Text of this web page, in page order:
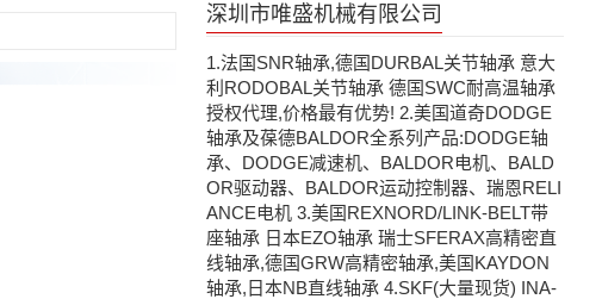
深圳市唯盛机械有限公司
1.法国SNR轴承,德国DURBAL关节轴承 意大
利RODOBAL关节轴承 德国SWC耐高温轴承
授权代理,价格最有优势! 2.美国道奇DODGE
轴承及葆德BALDOR全系列产品:DODGE轴
承、DODGE减速机、BALDOR电机、BALD
OR驱动器、BALDOR运动控制器、瑞恩RELI
ANCE电机 3.美国REXNORD/LINK-BELT带
座轴承 日本EZO轴承 瑞士SFERAX高精密直
线轴承,德国GRW高精密轴承,美国KAYDON
轴承,日本NB直线轴承 4.SKF(大量现货) INA-